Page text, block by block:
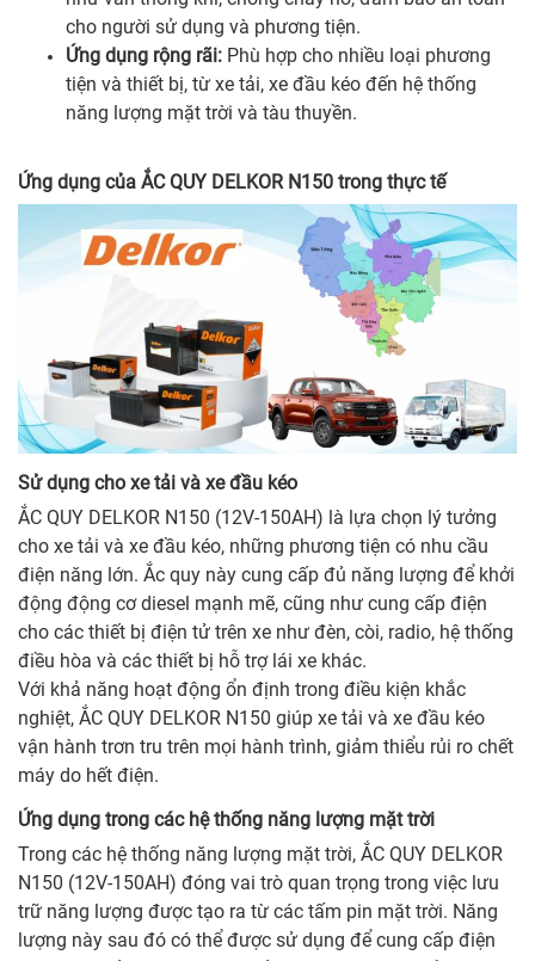
cho người sử dụng và phương tiện.
Ứng dụng rộng rãi: Phù hợp cho nhiều loại phương
tiện và thiết bị, từ xe tải, xe đầu kéo đến hệ thống
năng lượng mặt trời và tàu thuyền.
Ứng dụng của ẮC QUY DELKOR N150 trong thực tế
Sử dụng cho xe tải và xe đầu kéo
ẮC QUY DELKOR N150 (12V-150AH) là lựa chọn lý tưởng
cho xe tải và xe đầu kéo, những phương tiện có nhu cầu
điện năng lớn. Ắc quy này cung cấp đủ năng lượng để khởi
động động cơ diesel mạnh mẽ, cũng như cung cấp điện
cho các thiết bị điện tử trên xe như đèn, còi, radio, hệ thống
điều hòa và các thiết bị hỗ trợ lái xe khác.
Với khả năng hoạt động ổn định trong điều kiện khắc
nghiệt, ẮC QUY DELKOR N150 giúp xe tải và xe đầu kéo
vận hành trơn tru trên mọi hành trình, giảm thiểu rủi ro chết
máy do hết điện.
Ứng dụng trong các hệ thống năng lượng mặt trời
Trong các hệ thống năng lượng mặt trời, ẮC QUY DELKOR
N150 (12V-150AH) đóng vai trò quan trọng trong việc lưu
trữ năng lượng được tạo ra từ các tấm pin mặt trời. Năng
lượng này sau đó có thể được sử dụng để cung cấp điện